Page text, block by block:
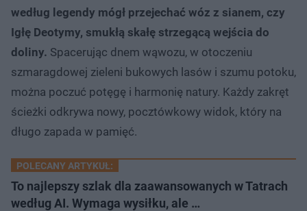
według legendy mógł przejechać wóz z sianem, czy
Igłę Deotymy, smukłą skałę strzegącą wejścia do
doliny. Spacerując dnem wąwozu, w otoczeniu
szmaragdowej zieleni bukowych lasów i szumu potoku,
można poczuć potęgę i harmonię natury. Każdy zakręt
ścieżki odkrywa nowy, pocztówkowy widok, który na
długo zapada w pamięć.
POLECANY ARTYKUŁ:
To najlepszy szlak dla zaawansowanych w Tatrach
według AI. Wymaga wysiłku, ale …